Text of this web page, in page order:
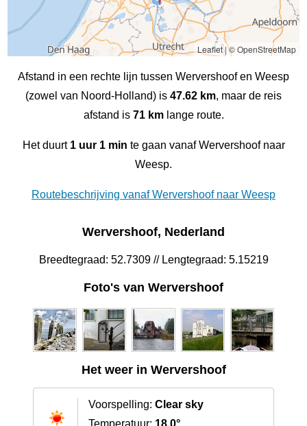
Leaflet|© OpenStreetMap
Afstand in een rechte lijn tussen Wervershoof en Weesp
(zowel van Noord-Holland) is 47.62 km, maar de reis
afstand is 71 kmlange route.
Het duurt 1 uur 1 min te gaan vanaf Wervershoof naar
Weesp.
Routebeschrijving vanaf Wervershoof naar Weesp
Wervershoof, Nederland
Breedtegraad: 52.7309 // Lengtegraad: 5.15219
Foto's van Wervershoof
Het weer in Wervershoof
Voorspelling: Clear sky